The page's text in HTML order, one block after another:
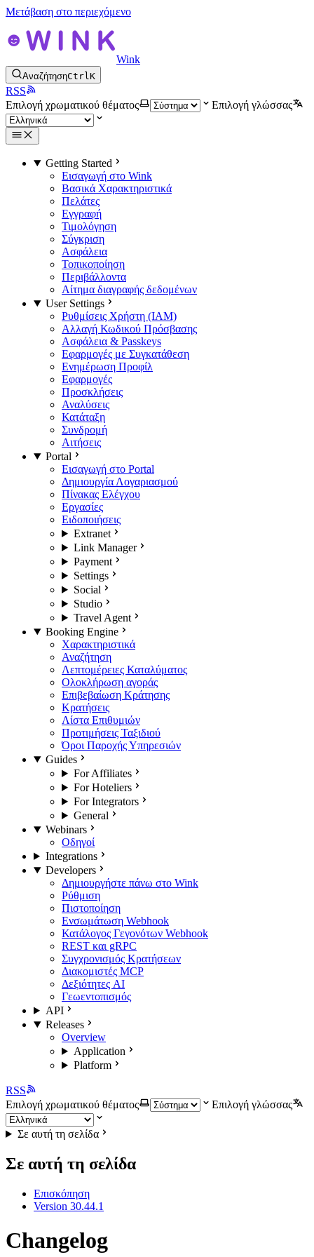
Μετάβαση στο περιεχόμενο
Wink
ΑναζήτησηCtrlK
RSS
Επιλογή χρωματικού θέματος
Επιλογή γλώσσας
Getting Started
Εισαγωγή στο Wink
Βασικά Χαρακτηριστικά
Πελάτες
Εγγραφή
Τιμολόγηση
Σύγκριση
Ασφάλεια
Τοπικοποίηση
Περιβάλλοντα
Αίτημα διαγραφής δεδομένων
User Settings
Ρυθμίσεις Χρήστη (IAM)
Αλλαγή Κωδικού Πρόσβασης
Ασφάλεια & Passkeys
Εφαρμογές με Συγκατάθεση
Ενημέρωση Προφίλ
Εφαρμογές
Προσκλήσεις
Αναλύσεις
Κατάταξη
Συνδρομή
Αιτήσεις
Portal
Εισαγωγή στο Portal
Δημιουργία Λογαριασμού
Πίνακας Ελέγχου
Εργασίες
Ειδοποιήσεις
Extranet
Link Manager
Payment
Settings
Social
Studio
Travel Agent
Booking Engine
Χαρακτηριστικά
Αναζήτηση
Λεπτομέρειες Καταλύματος
Ολοκλήρωση αγοράς
Επιβεβαίωση Κράτησης
Κρατήσεις
Λίστα Επιθυμιών
Προτιμήσεις Ταξιδιού
Όροι Παροχής Υπηρεσιών
Guides
For Affiliates
For Hoteliers
For Integrators
General
Webinars
Οδηγοί
Integrations
Developers
Δημιουργήστε πάνω στο Wink
Ρύθμιση
Πιστοποίηση
Ενσωμάτωση Webhook
Κατάλογος Γεγονότων Webhook
REST και gRPC
Συγχρονισμός Κρατήσεων
Διακομιστές MCP
Δεξιότητες AI
Γεωεντοπισμός
API
Releases
Overview
Application
Platform
RSS
Επιλογή χρωματικού θέματος
Επιλογή γλώσσας
Σε αυτή τη σελίδα
Σε αυτή τη σελίδα
Επισκόπηση
Version 30.44.1
Changelog